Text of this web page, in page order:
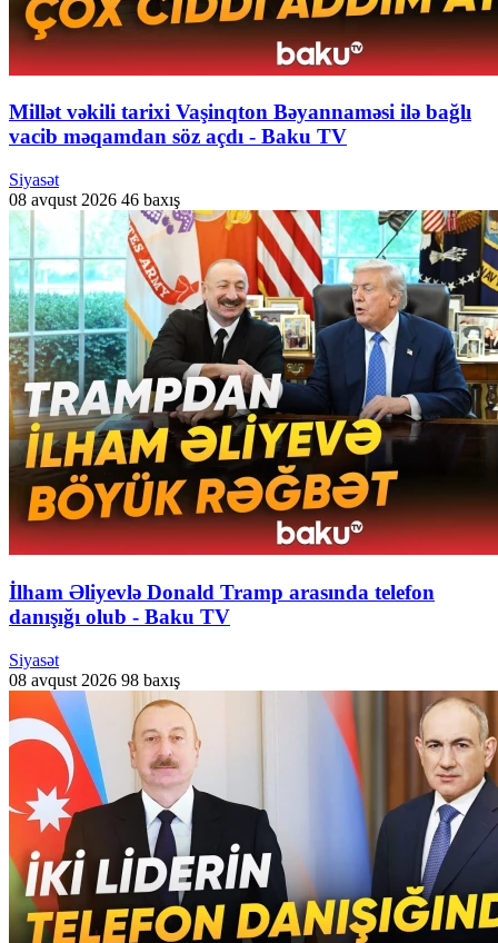
Millət vəkili tarixi Vaşinqton Bəyannaməsi ilə bağlı
vacib məqamdan söz açdı - Baku TV
Siyasət
08 avqust 2026 46 baxış
İlham Əliyevlə Donald Tramp arasında telefon
danışığı olub - Baku TV
Siyasət
08 avqust 2026 98 baxış